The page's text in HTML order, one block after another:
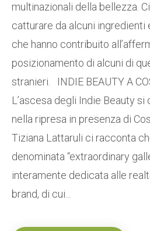
multinazionali della bellezza.
catturare da alcuni ingredienti
che hanno contribuito
posizionamento di alcuni di
stranieri. INDIE BEAUTY A
L’ascesa degli Indie Beauty si
nella ripresa in presenza di
Tiziana Lattaruli ci racconta
denominata “extraordinary
interamente dedicata alle
brand, di cui...